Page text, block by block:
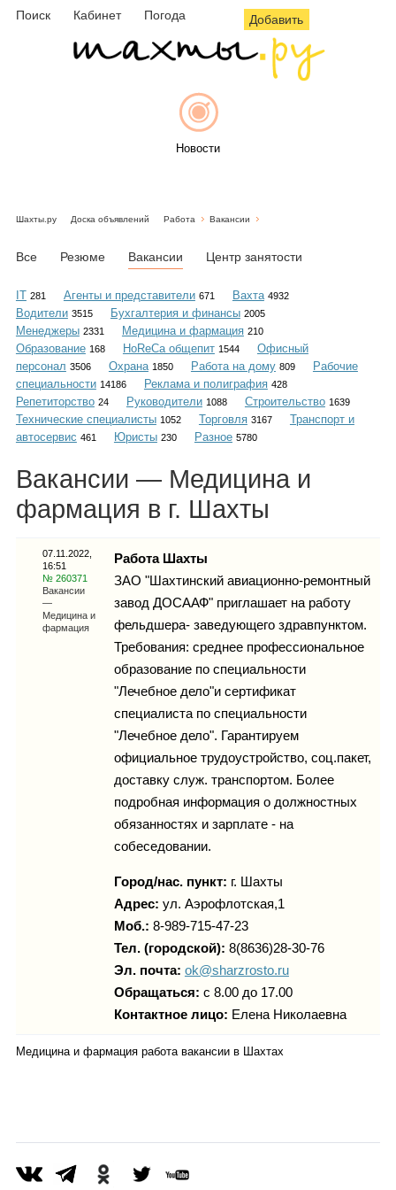
Поиск Кабинет Погода Добавить
Новости
Объявления
Каталог
Инфо
Карты
Фотогалерея
Шахты.ру Доска объявлений Работа Вакансии
Все Резюме Вакансии Центр занятости
IT 281 Агенты и представители 671 Вахта 4932
Водители 3515 Бухгалтерия и финансы 2005
Менеджеры 2331 Медицина и фармация 210
Образование 168 HoReCa общепит 1544
Офисный
персонал 3506 Охрана 1850 Работа на дому 809
Рабочие
специальности 14186 Реклама и полиграфия 428
Репетиторство 24 Руководители 1088 Строительство 1639
Технические специалисты 1052 Торговля 3167
Транспорт и
автосервис 461 Юристы 230 Разное 5780
Вакансии — Медицина и
фармация в г. Шахты
07.11.2022,
16:51
№ 260371
Вакансии
—
Медицина и
фармация
Работа Шахты
ЗАО "Шахтинский авиационно-ремонтный
завод ДОСААФ" приглашает на работу
фельдшера- заведующего здравпунктом.
Требования: среднее профессиональное
образование по специальности
"Лечебное дело"и сертификат
специалиста по специальности
"Лечебное дело". Гарантируем
официальное трудоустройство, соц.пакет,
доставку служ. транспортом. Более
подробная информация о должностных
обязанностях и зарплате - на
собеседовании.
Город/нас. пункт: г. Шахты
Адрес: ул. Аэрофлотская,1
Моб.: 8-989-715-47-23
Тел. (городской): 8(8636)28-30-76
Эл. почта: ok@sharzrosto.ru
Обращаться: с 8.00 до 17.00
Контактное лицо: Елена Николаевна
Медицина и фармация работа вакансии в Шахтах